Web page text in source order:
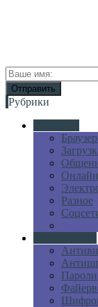
Рубрики
Разное
Пароли